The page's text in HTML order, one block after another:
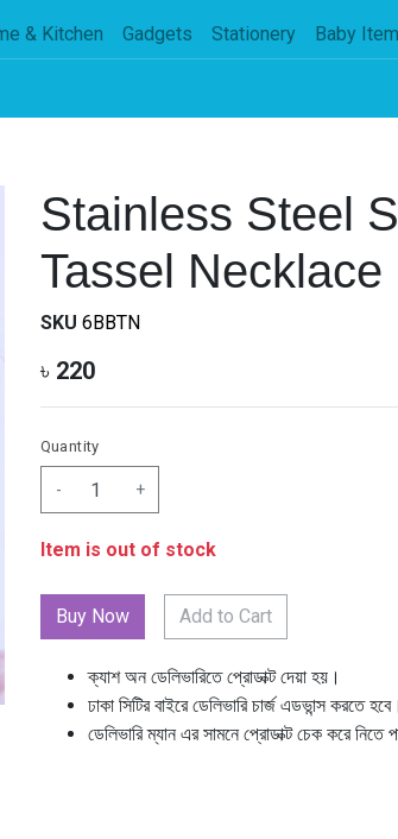
& Kitchen Gadgets Stationery Baby
Stainless Steel
Tassel Necklace
SKU 6BBTN
৳ 220
Quantity
- +
Item is out of stock
Add to Cart
ক্যাশ অন ডেলিভারিতে প্রোডাক্ট দেয়া হয়।
ঢাকা সিটির বাইরে ডেলিভারি চার্জ এডভান্স করতে হবে।
ডেলিভারি ম্যান এর সামনে প্রোডাক্ট চেক করে নিতে